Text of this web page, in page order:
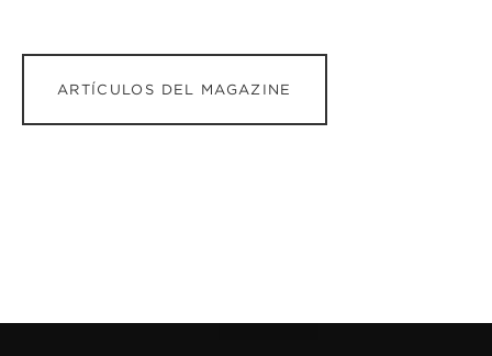
ARTÍCULOS DEL MAGAZINE